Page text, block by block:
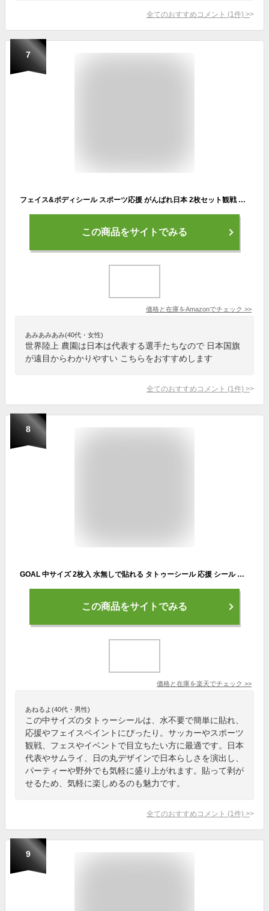
全てのおすすめコメント (1 件) >
7
フェイス&ボディシール スポーツ応援 がんばれ日本 2枚セット観戦 タトゥーシール 水なし簡単 その場で貼れる
この商品をサイトでみる
価格と在庫をAmazonでチェック >>
あみあみあみ(40代・女性)
世界陸上 農園は日本は代表する選手たちなので 日本国旗
が遠目からわかりやすい こちらをおすすめします
全てのおすすめコメント (1 件) >
8
GOAL 中サイズ 2枚入 水無しで貼れる タトゥーシール 応援 シール フェイスシール フェイスペイント サッカー soccer サムライ ブルー 日本 フェス イベント スポーツ 観戦 野外 応援 パーティー 顔 日の丸 日本代表 カウントダウン 【メール便送料無料】
この商品をサイトでみる
価格と在庫を楽天でチェック >>
あねるよ(40代・男性)
この中サイズのタトゥーシールは、水不要で簡単に貼れ、
応援やフェイスペイントにぴったり。サッカーやスポーツ
観戦、フェスやイベントで目立ちたい方に最適です。日本
代表やサムライ、日の丸デザインで日本らしさを演出し、
パーティーや野外でも気軽に盛り上がれます。貼って剥が
せるため、気軽に楽しめるのも魅力です。
全てのおすすめコメント (1 件) >
9